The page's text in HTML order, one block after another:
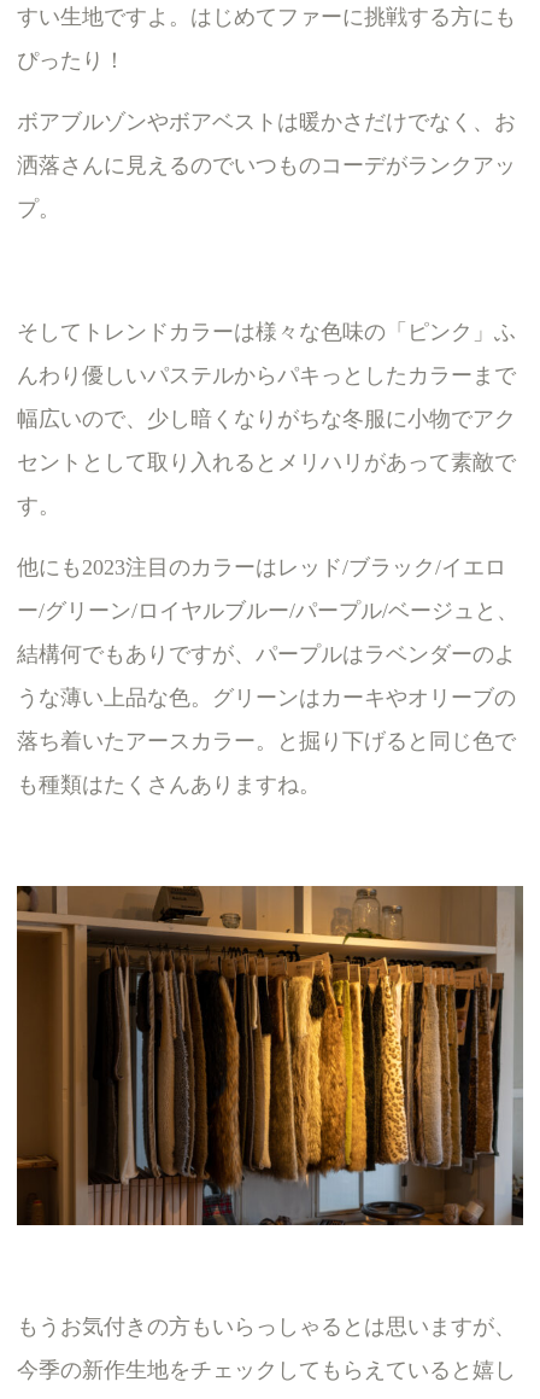
すい生地ですよ。はじめてファーに挑戦する方にも
ぴったり！
ボアブルゾンやボアベストは暖かさだけでなく、お
洒落さんに見えるのでいつものコーデがランクアッ
プ。
そしてトレンドカラーは様々な色味の「ピンク」ふ
んわり優しいパステルからパキっとしたカラーまで
幅広いので、少し暗くなりがちな冬服に小物でアク
セントとして取り入れるとメリハリがあって素敵で
す。
他にも2023注目のカラーはレッド/ブラック/イエロ
ー/グリーン/ロイヤルブルー/パープル/ベージュと、
結構何でもありですが、パープルはラベンダーのよ
うな薄い上品な色。グリーンはカーキやオリーブの
落ち着いたアースカラー。と掘り下げると同じ色で
も種類はたくさんありますね。
もうお気付きの方もいらっしゃるとは思いますが、
今季の新作生地をチェックしてもらえていると嬉し